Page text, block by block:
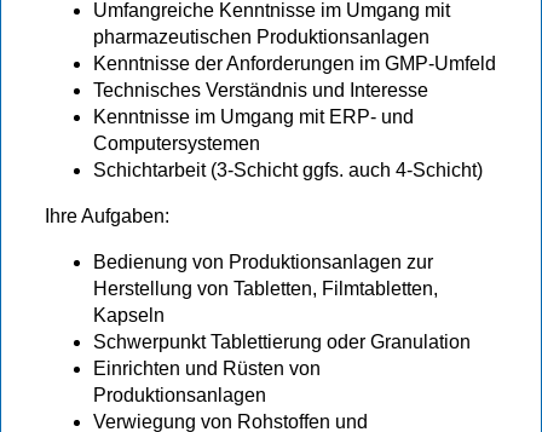
Umfangreiche Kenntnisse im Umgang mit
pharmazeutischen Produktionsanlagen
Kenntnisse der Anforderungen im GMP-Umfeld
Technisches Verständnis und Interesse
Kenntnisse im Umgang mit ERP- und
Computersystemen
Schichtarbeit (3-Schicht ggfs. auch 4-Schicht)
Ihre Aufgaben:
Bedienung von Produktionsanlagen zur
Herstellung von Tabletten, Filmtabletten,
Kapseln
Schwerpunkt Tablettierung oder Granulation
Einrichten und Rüsten von
Produktionsanlagen
Verwiegung von Rohstoffen und